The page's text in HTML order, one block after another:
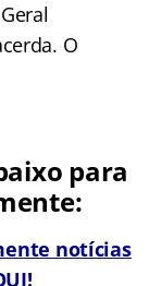
O
para
notícias